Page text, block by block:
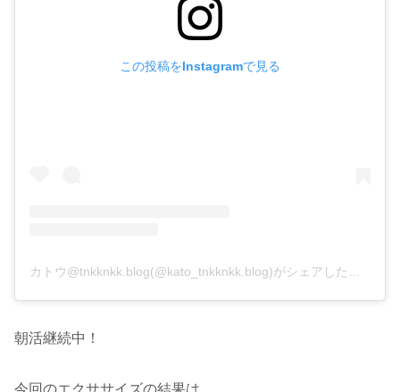
この投稿をInstagramで見る
カトウ@tnkknkk.blog(@kato_tnkknkk.blog)がシェアした投稿
朝活継続中！
今回のエクササイズの結果は、